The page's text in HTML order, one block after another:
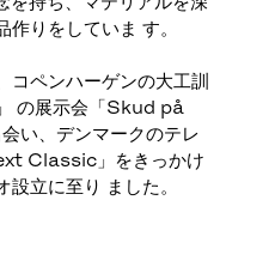
作りをしていま す。
コペンハーゲンの大工訓
の展示会「Skud på
、デンマークのテレ
Classic」をきっかけ
立に至り ました。